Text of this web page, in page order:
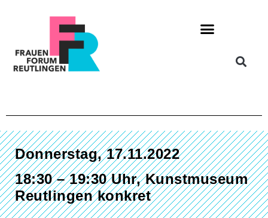
Donnerstag, 17.11.2022
18:30 – 19:30 Uhr, Kunstmuseum
Reutlingen konkret